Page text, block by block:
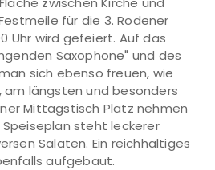
für die 3. Rodener
Uhr wird gefeiert. Auf das
Saxophone" und des
sich ebenso freuen, wie
längsten und besonders
Mittagstisch Platz nehmen
Speiseplan steht leckerer
Salaten. Ein reichhaltiges
aufgebaut.